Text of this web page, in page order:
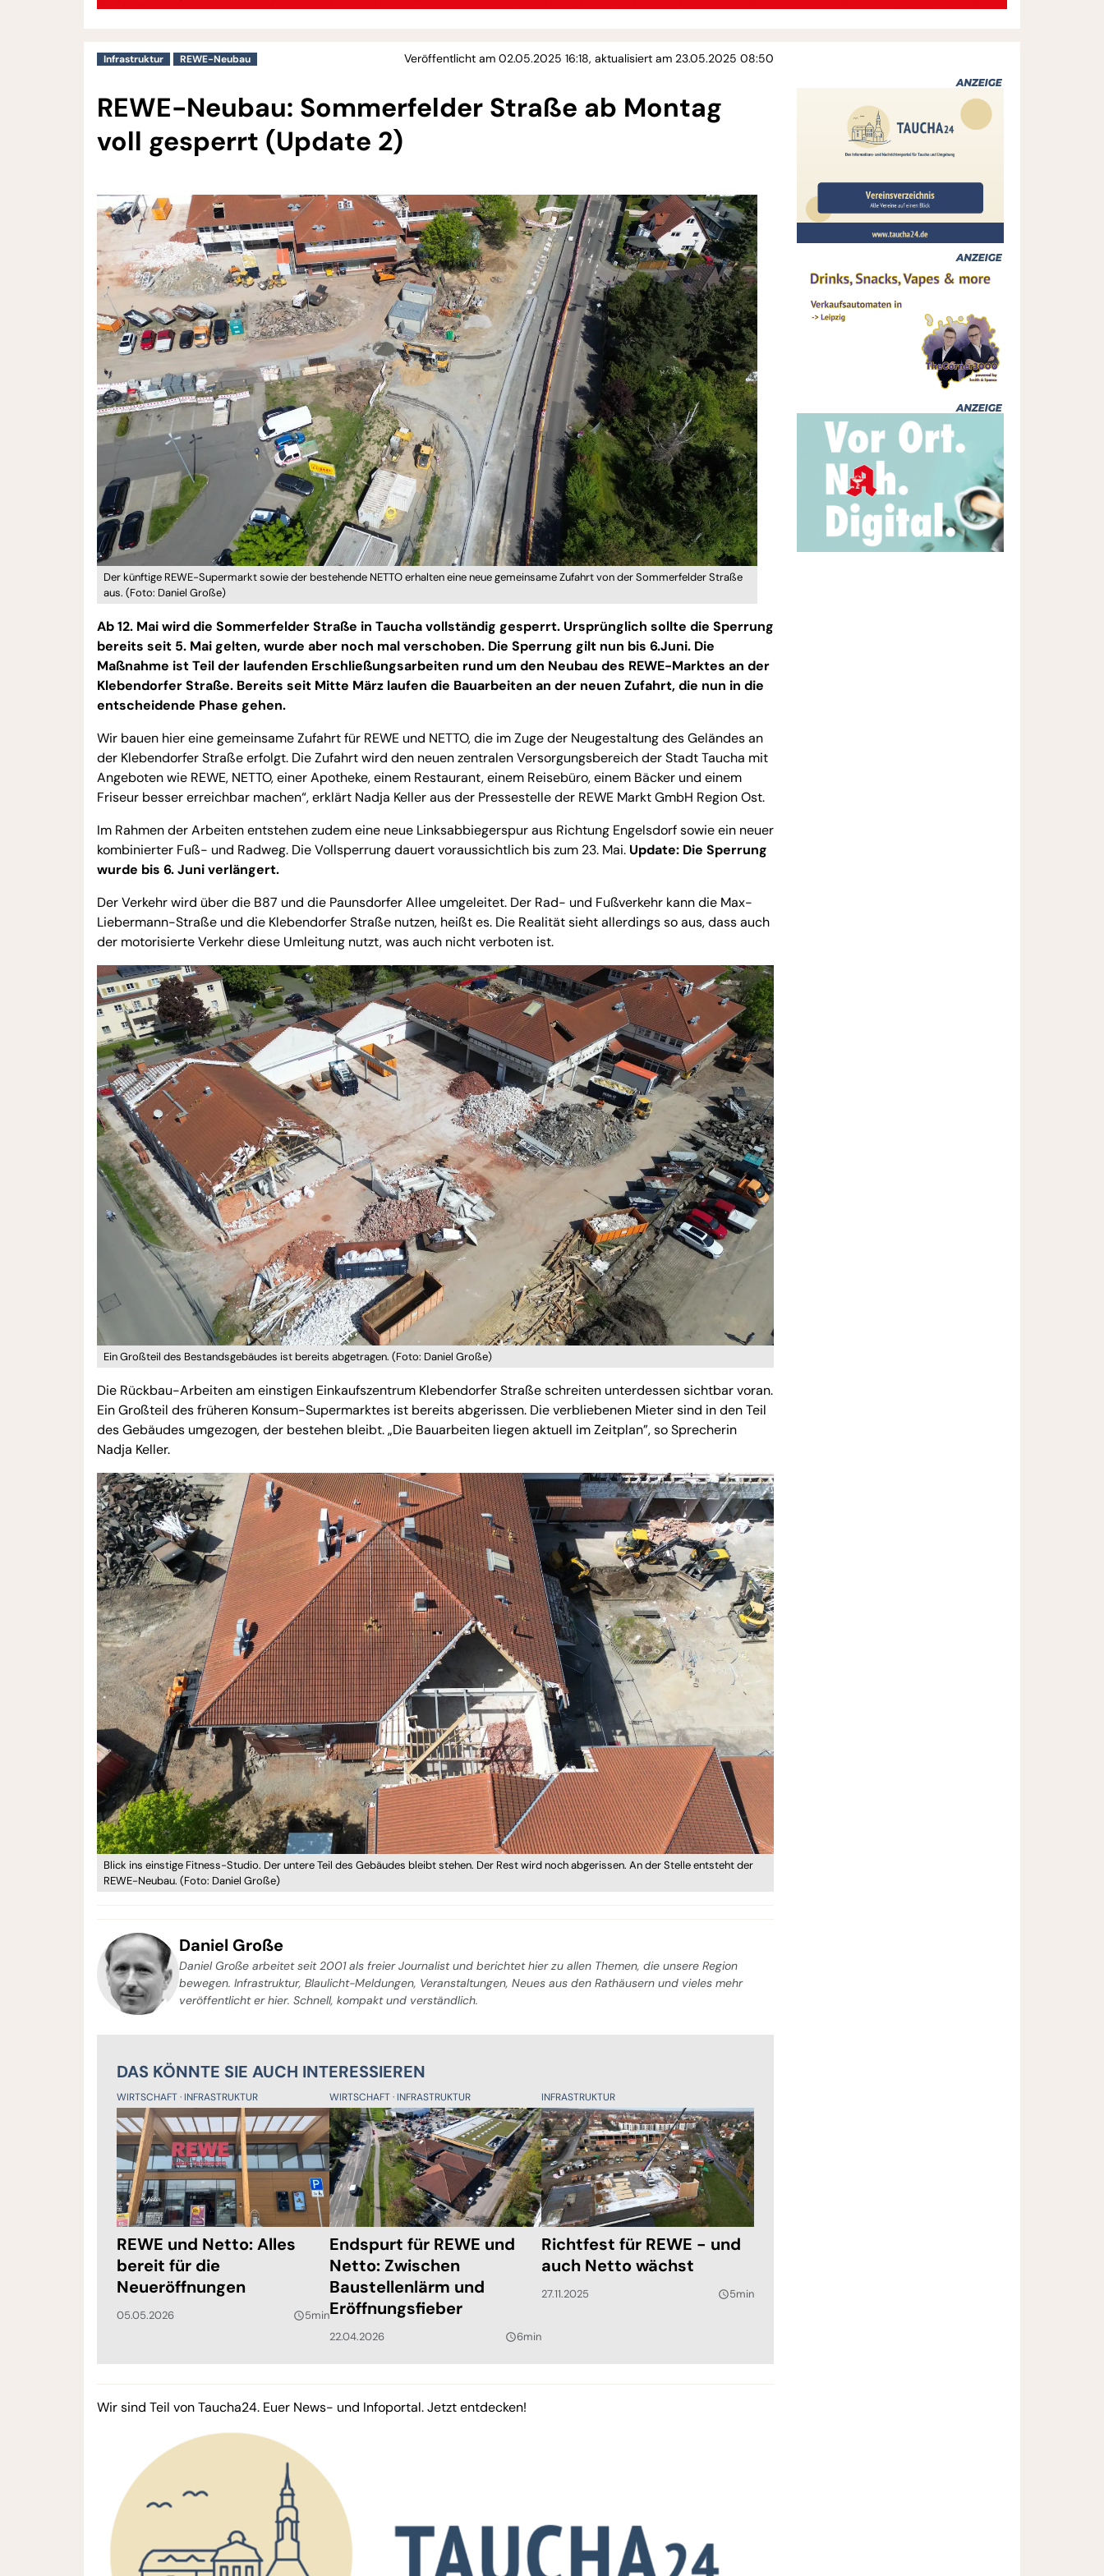
Infrastruktur REWE-Neubau Veröffentlicht am 02.05.2025 16:18, aktualisiert am 23.05.2025 08:50
REWE-Neubau: Sommerfelder Straße ab Montag
voll gesperrt (Update 2)
Der künftige REWE-Supermarkt sowie der bestehende NETTO erhalten eine neue gemeinsame Zufahrt von der Sommerfelder Straße
aus. (Foto: Daniel Große)
Ab 12. Mai wird die Sommerfelder Straße in Taucha vollständig gesperrt. Ursprünglich sollte die Sperrung
bereits seit 5. Mai gelten, wurde aber noch mal verschoben. Die Sperrung gilt nun bis 6.Juni. Die
Maßnahme ist Teil der laufenden Erschließungsarbeiten rund um den Neubau des REWE-Marktes an der
Klebendorfer Straße. Bereits seit Mitte März laufen die Bauarbeiten an der neuen Zufahrt, die nun in die
entscheidende Phase gehen.
Wir bauen hier eine gemeinsame Zufahrt für REWE und NETTO, die im Zuge der Neugestaltung des Geländes an
der Klebendorfer Straße erfolgt. Die Zufahrt wird den neuen zentralen Versorgungsbereich der Stadt Taucha mit
Angeboten wie REWE, NETTO, einer Apotheke, einem Restaurant, einem Reisebüro, einem Bäcker und einem
Friseur besser erreichbar machen“, erklärt Nadja Keller aus der Pressestelle der REWE Markt GmbH Region Ost.
Im Rahmen der Arbeiten entstehen zudem eine neue Linksabbiegerspur aus Richtung Engelsdorf sowie ein neuer
kombinierter Fuß- und Radweg. Die Vollsperrung dauert voraussichtlich bis zum 23. Mai. Update: Die Sperrung
wurde bis 6. Juni verlängert.
Der Verkehr wird über die B87 und die Paunsdorfer Allee umgeleitet. Der Rad- und Fußverkehr kann die Max-
Liebermann-Straße und die Klebendorfer Straße nutzen, heißt es. Die Realität sieht allerdings so aus, dass auch
der motorisierte Verkehr diese Umleitung nutzt, was auch nicht verboten ist.
Ein Großteil des Bestandsgebäudes ist bereits abgetragen. (Foto: Daniel Große)
Die Rückbau-Arbeiten am einstigen Einkaufszentrum Klebendorfer Straße schreiten unterdessen sichtbar voran.
Ein Großteil des früheren Konsum-Supermarktes ist bereits abgerissen. Die verbliebenen Mieter sind in den Teil
des Gebäudes umgezogen, der bestehen bleibt. „Die Bauarbeiten liegen aktuell im Zeitplan”, so Sprecherin
Nadja Keller.
Blick ins einstige Fitness-Studio. Der untere Teil des Gebäudes bleibt stehen. Der Rest wird noch abgerissen. An der Stelle entsteht der
REWE-Neubau. (Foto: Daniel Große)
Daniel Große
Daniel Große arbeitet seit 2001 als freier Journalist und berichtet hier zu allen Themen, die unsere Region
bewegen. Infrastruktur, Blaulicht-Meldungen, Veranstaltungen, Neues aus den Rathäusern und vieles mehr
veröffentlicht er hier. Schnell, kompakt und verständlich.
DAS KÖNNTE SIE AUCH INTERESSIEREN
WIRTSCHAFT INFRASTRUKTUR
REWE und Netto: Alles
bereit für die
Neueröffnungen
05.05.2026 query_builder5min
WIRTSCHAFT INFRASTRUKTUR
Endspurt für REWE und
Netto: Zwischen
Baustellenlärm und
Eröffnungsfieber
22.04.2026 query_builder6min
INFRASTRUKTUR
Richtfest für REWE - und
auch Netto wächst
27.11.2025 query_builder5min
Wir sind Teil von Taucha24. Euer News- und Infoportal. Jetzt entdecken!